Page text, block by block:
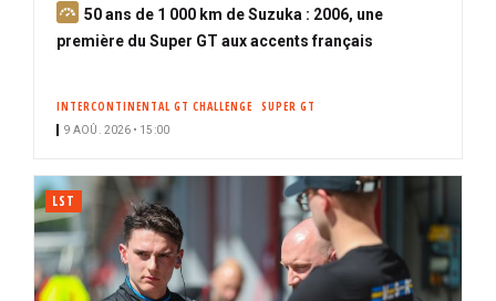
A
b
50 ans de 1 000 km de Suzuka : 2006, une
première du Super GT aux accents français
INTERCONTINENTAL GT CHALLENGE SUPER GT
9 AOÛ. 2026 • 15:00
LST